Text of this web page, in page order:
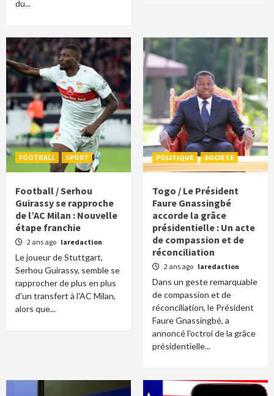
du...
FOOTBALL SPORT
Football / Serhou
Guirassy se rapproche
de l’AC Milan : Nouvelle
étape franchie
2 ans ago laredaction
Le joueur de Stuttgart,
Serhou Guirassy, semble se
rapprocher de plus en plus
d'un transfert à l'AC Milan,
alors que...
POLITIQUE SOCIETE
Togo / Le Président
Faure Gnassingbé
accorde la grâce
présidentielle : Un acte
de compassion et de
réconciliation
2 ans ago laredaction
Dans un geste remarquable
de compassion et de
réconciliation, le Président
Faure Gnassingbé, a
annoncé l'octroi de la grâce
présidentielle...